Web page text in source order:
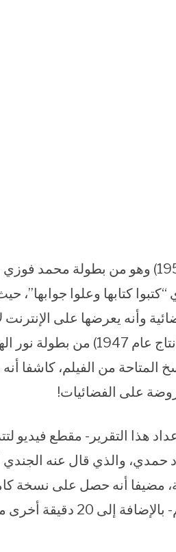
أما فيلم “الزوجة السابعة” (إنتاج عام 1950)
كتابها وعلوا جوابها”،
وأنه يعرضها على الإنترنت
بعنوان “الفُل” من فيلم “قبلني يا
المتاحة من الفيلم،
هذا التقرير- مقطع فيديو
حمدي، والذي قال عنه
مضيفا أنه حصل على نسخة
-التالف في كل النسخ المتاحة